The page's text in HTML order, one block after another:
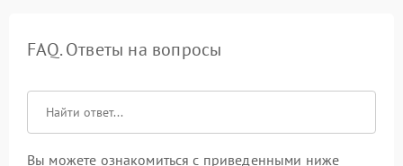
FAQ. Ответы на вопросы
Вы можете ознакомиться с приведенными ниже